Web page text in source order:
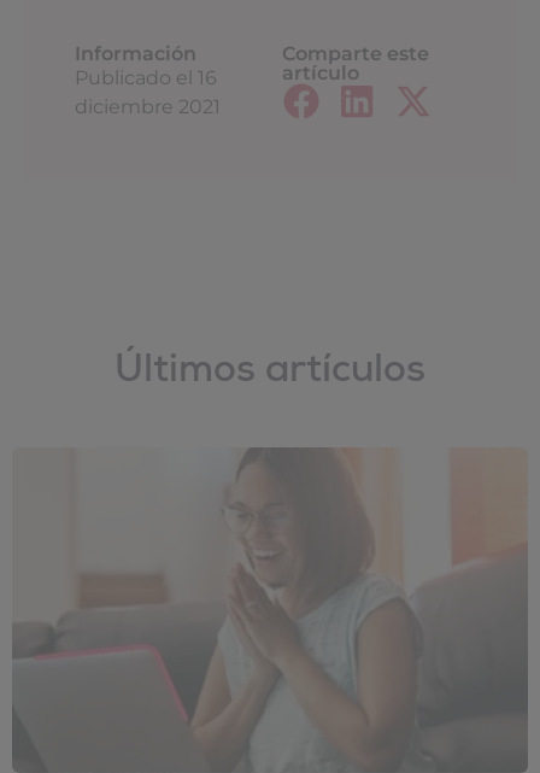
Información
Publicado el 16
diciembre 2021
Comparte este
artículo
Últimos artículos